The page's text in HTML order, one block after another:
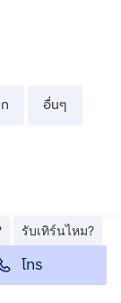
อื่นๆ
รับเทิร์นไหม?
โทร